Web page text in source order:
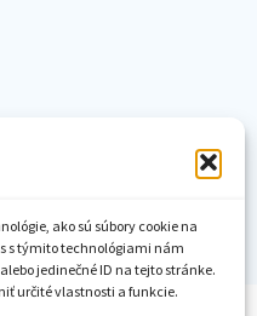
ako sú súbory cookie na
s týmito technológiami nám
jedinečné ID na tejto stránke.
určité vlastnosti a funkcie.